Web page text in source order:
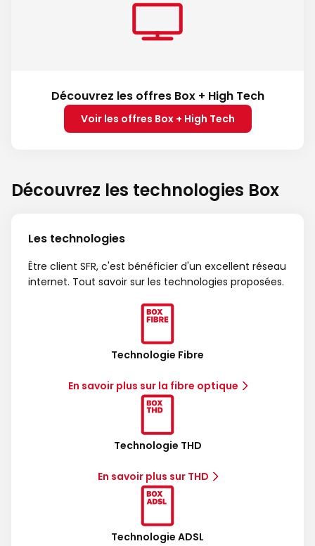
Découvrez les offres Box + High Tech
Voir les offres Box + High Tech
Découvrez les technologies Box
Les technologies
Être client SFR, c'est bénéficier d'un excellent réseau
internet. Tout savoir sur les technologies proposées.
Technologie Fibre
En savoir plus sur la fibre optique
Technologie THD
En savoir plus sur THD
Technologie ADSL